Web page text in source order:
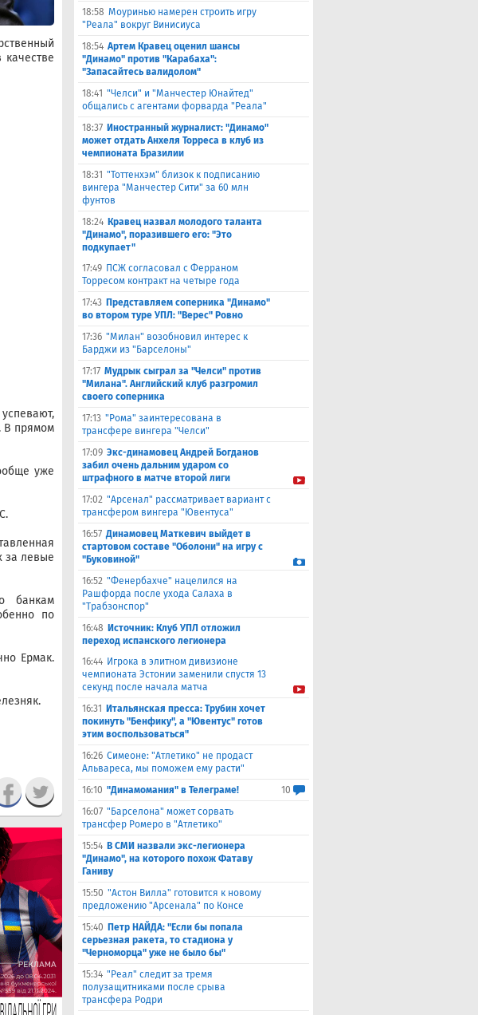
В прямом
уже
за левые
банкам
по
Ермак.
18:58 Моуринью намерен строить игру
"Реала" вокруг Винисиуса
18:54 Артем Кравец оценил шансы
"Динамо" против "Карабаха":
"Запасайтесь валидолом"
18:41 "Челси" и "Манчестер Юнайтед"
общались с агентами форварда "Реала"
18:37 Иностранный журналист: "Динамо"
может отдать Анхеля Торреса в клуб из
чемпионата Бразилии
18:31 "Тоттенхэм" близок к подписанию
вингера "Манчестер Сити" за 60 млн
фунтов
18:24 Кравец назвал молодого таланта
"Динамо", поразившего его: "Это
подкупает"
17:49 ПСЖ согласовал с Ферраном
Торресом контракт на четыре года
17:43 Представляем соперника "Динамо"
во втором туре УПЛ: "Верес" Ровно
17:36 "Милан" возобновил интерес к
Барджи из "Барселоны"
17:17 Мудрык сыграл за "Челси" против
"Милана". Английский клуб разгромил
своего соперника
17:13 "Рома" заинтересована в
трансфере вингера "Челси"
17:09 Экс-динамовец Андрей Богданов
забил очень дальним ударом со
штрафного в матче второй лиги
17:02 "Арсенал" рассматривает вариант с
трансфером вингера "Ювентуса"
16:57 Динамовец Маткевич выйдет в
стартовом составе "Оболони" на игру с
"Буковиной"
16:52 "Фенербахче" нацелился на
Рашфорда после ухода Салаха в
"Трабзонспор"
16:48 Источник: Клуб УПЛ отложил
переход испанского легионера
16:44 Игрока в элитном дивизионе
чемпионата Эстонии заменили спустя 13
секунд после начала матча
16:31
Итальянская пресса: Трубин хочет
покинуть "Бенфику", а "Ювентус" готов
этим воспользоваться"
16:26 Симеоне: "Атлетико" не продаст
Альвареса, мы поможем ему расти"
16:10 "Динамомания" в Телеграме!
10
16:07 "Барселона" может сорвать
трансфер Ромеро в "Атлетико"
15:54 В СМИ назвали экс-легионера
"Динамо", на которого похож Фатаву
Ганиву
15:50 "Астон Вилла" готовится к новому
предложению "Арсенала" по Консе
15:40 Петр НАЙДА: "Если бы попала
серьезная ракета, то стадиона у
"Черноморца" уже не было бы"
15:34 "Реал" следит за тремя
полузащитниками после срыва
трансфера Родри